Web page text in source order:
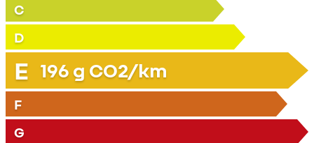
C
D
E 196 g CO2/km
F
G